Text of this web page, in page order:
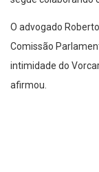
O advogado
Comissão
intimidade do
afirmou.